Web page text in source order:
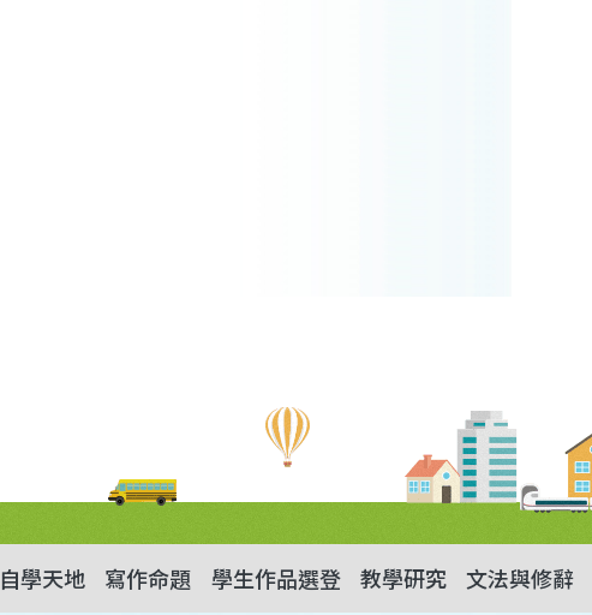
自學天地 寫作命題 學生作品選登 教學研究 文法與修辭